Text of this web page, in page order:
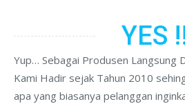
YES
Yup… Sebagai Produsen Langsung
Kami Hadir sejak Tahun 2010
apa yang biasanya pelanggan